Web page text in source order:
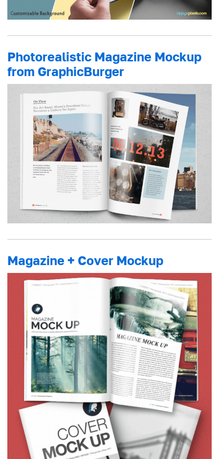
Photorealistic Magazine Mockup
from GraphicBurger
Magazine + Cover Mockup